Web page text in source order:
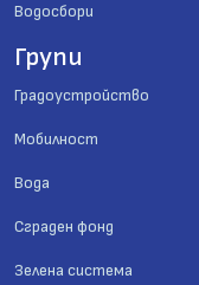
Водосбори
Групи
Градоустройство
Мобилност
Вода
Сграден фонд
Зелена система